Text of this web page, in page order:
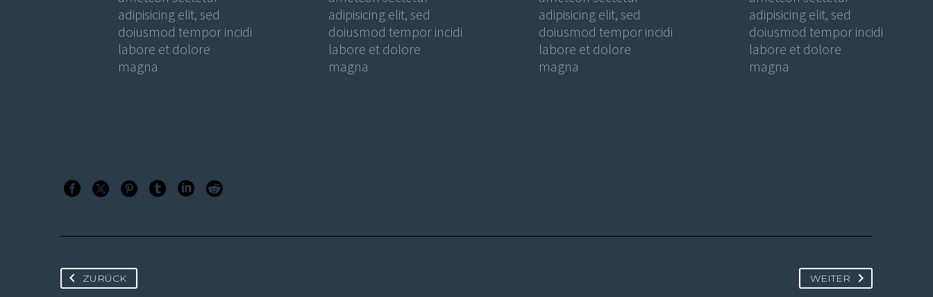
adipisicing elit, sed
doiusmod tempor incidi
labore et dolore
magna
adipisicing elit, sed
doiusmod tempor incidi
labore et dolore
magna
adipisicing elit, sed
doiusmod tempor incidi
labore et dolore
magna
adipisicing elit, sed
doiusmod tempor incidi
labore et dolore
magna
ZURÜCK WEITER